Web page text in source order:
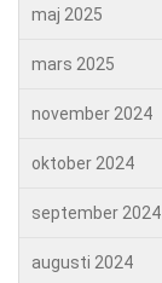
maj 2025
mars 2025
november 2024
oktober 2024
september 2024
augusti 2024